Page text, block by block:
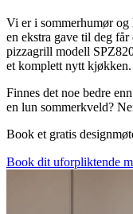
Vi er i sommerhumør og
en ekstra gave til deg
pizzagrill modell
et komplett nytt kjøkken.
Finnes det noe bedre
en lun sommerkveld?
Book et gratis
Book dit uforpliktende